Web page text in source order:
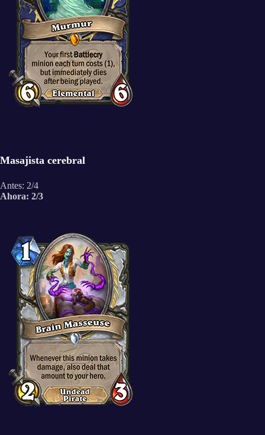
Masajista cerebral
Antes: 2/4
Ahora: 2/3